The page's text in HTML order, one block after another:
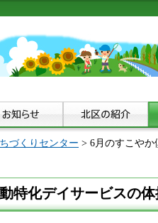
づくりセンター > 6月のすこや
特化デイサービスの